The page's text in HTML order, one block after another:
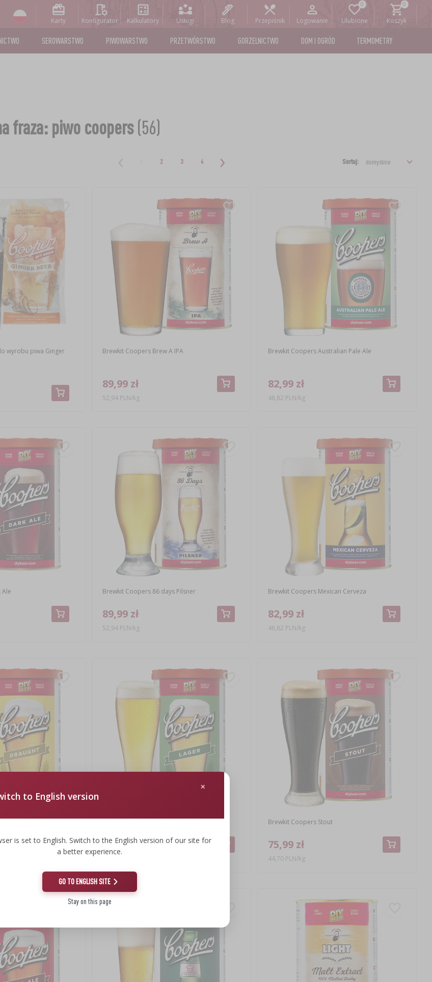
Karty Konfigurator Kalkulatory Usługi Blog Przepiśnik Logowanie Ulubione Koszyk
SEROWARSTWO PIWOWARSTWO PRZETWÓRSTWO GORZELNICTWO DOM I OGRÓD TERMOMETRY
fraza: piwo coopers(56)
2 3 4 Sortuj:
wyrobu piwa Ginger
Brewkit Coopers Brew A IPA
89,99 zł
52,94 PLN/kg
Brewkit Coopers Australian Pale Ale
82,99 zł
48,82 PLN/kg
Brewkit Coopers 86 days Pilsner
89,99 zł
52,94 PLN/kg
Brewkit Coopers Mexican Cerveza
82,99 zł
48,82 PLN/kg
75,99 zł
Brewkit Coopers Stout
75,99 zł
44,70 PLN/kg
Nowa cena
to English version
is set to English. Switch to the English version of our site for
a better experience.
GO TO ENGLISH SITE
Stay on this page